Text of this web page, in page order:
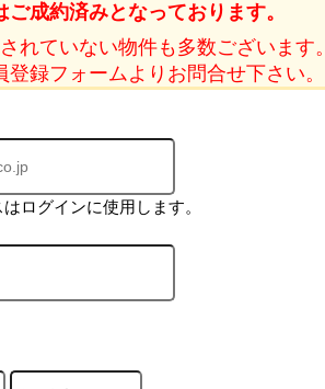
ご成約済みとなっております。
れていない物件も多数ございます。
録フォームよりお問合せ下さい。
ログインに使用します。